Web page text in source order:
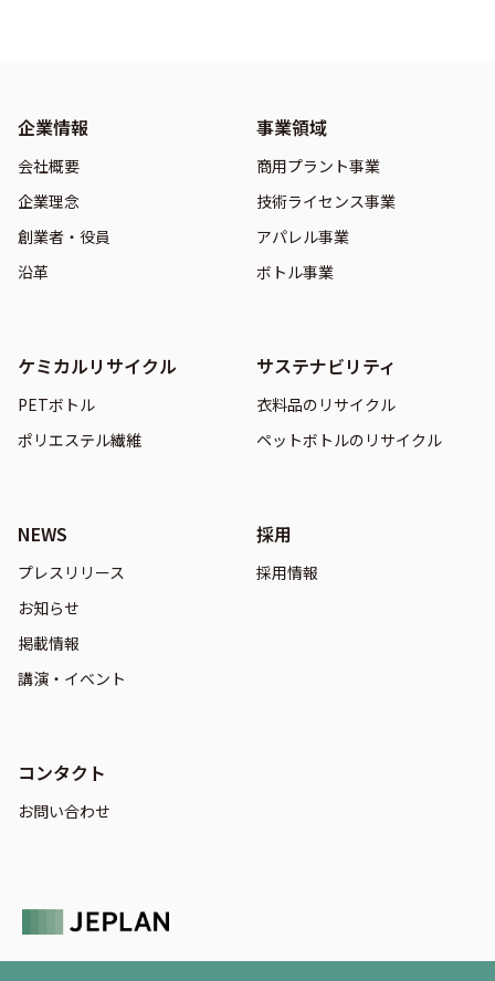
企業情報
会社概要
企業理念
創業者・役員
沿革
事業領域
商用プラント事業
技術ライセンス事業
アパレル事業
ボトル事業
ケミカルリサイクル
PETボトル
ポリエステル繊維
サステナビリティ
衣料品のリサイクル
ペットボトルのリサイクル
NEWS
プレスリリース
お知らせ
掲載情報
講演・イベント
採用
採用情報
コンタクト
お問い合わせ